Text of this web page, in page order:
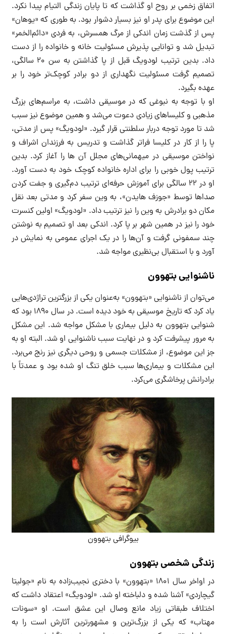
اتفاق زخمی بر روح او گذاشت که تا پایان زندگی التیام پیدا نکرد.
این موضوع برای پدر او نیز بسیار دشوار بود. به طوری که «یوهان»
پس از گذشت زمان اندکی از مرگ همسرش، به فردی «دائم‌الخمر»
تبدیل شد و توانایی پذیرش مسئولیت خانه و خانواده را از دست
داد. بدین ترتیب لودویگ قبل از پا گذاشتن به سن ۲۰ سالگی،
تصمیم گرفت مسئولیت نگهداری از دو برادر کوچک‌تر خود را بر
عهده بگیرد.
او با توجه به نبوغی که در موسیقی داشت، به مراسم‌های بزرگ
مذهبی و کلیساهای زیادی دعوت می‌شد و همین موضوع نیز سبب
شد تا مورد توجه دربار سلطنتی قرار گیرد. «لودویگ» پس از مدتی،
پا را از کار در کلیسا فراتر گذاشت و تدریس به فرزندان اشراف و
نواختن موسیقی در میهمانی‌های مجلل آن ها را آغاز کرد. بدین
ترتیب پول خوبی را برای اداره خانواده کوچک خود به دست آورد.
او در ۲۲ سالگی برای آموزش حرفه‌ای ترتیب دم‌گیری و جفت کردن
صداها توسط «جوزف هایدن»، به وین سفر کرد و مدتی بعد نقل
مکان دو برادرش به وین را نیز ترتیب داد. «لودویگ» اولین کنسرت
خود را نیز در همین شهر بر پا کرد. اندکی بعد او تصمیم به نوشتن
چند سمفونی گرفت و آن‌ها را در یک اجرای عمومی به نمایش در
آورد و با استقبال بی‌نظیری مواجه شد.
ناشنوایی بتهوون
می‌توان از ناشنوایی «بتهوون» به‌عنوان یکی از بزرگترین تراژدی‌هایی
یاد کرد که تاریخ موسیقی به خود دیده است. در سال ۱۸۹۰ بود که
شنوایی بتهوون به دلیل بیماری با مشکل مواجه شد. این مشکل
به مرور پیشرفت کرد و در نهایت سبب ناشنوایی او شد. البته او به
جز این موضوع، از مشکلات جسمی و روحی دیگری نیز رنج می‌برد.
این مشکلات و بیماری‌ها سبب خلق تنگ او شده بود و عمدتاً با
برادرانش پرخاشگری می‌کرد.
بیوگرافی بتهوون
زندگی شخصی بتهوون
در اواخر سال ۱۸۰۱ «بتهوون» با دختری نجیب‌زاده به نام «جولیتا
گیچاردی» آشنا شده و دلباخته او شد. «لودویگ» اعتقاد داشت که
اختلاف طبقاتی زیاد مانع وصال این عشق است. او «سونات
مهتاب» که یکی از بزرگ‌ترین و مشهورترین آثارش است را به